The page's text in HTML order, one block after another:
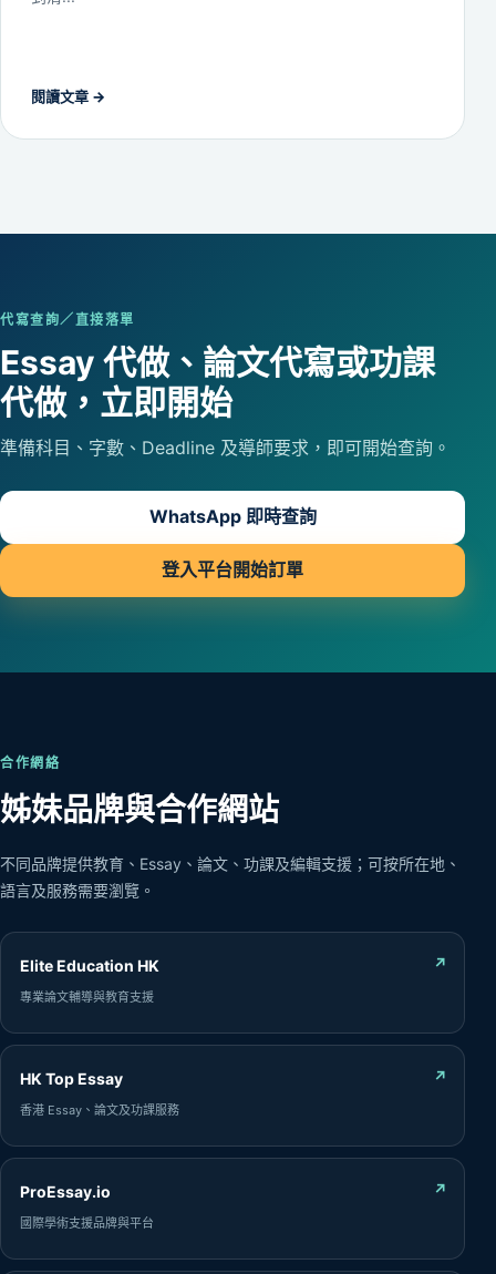
閱讀文章 →
代寫查詢／直接落單
Essay 代做、論文代寫或功課
代做，立即開始
準備科目、字數、Deadline 及導師要求，即可開始查詢。
WhatsApp 即時查詢
登入平台開始訂單
合作網絡
姊妹品牌與合作網站
不同品牌提供教育、Essay、論文、功課及編輯支援；可按所在地、
語言及服務需要瀏覽。
Elite Education HK
專業論文輔導與教育支援
↗
HK Top Essay
香港 Essay、論文及功課服務
↗
ProEssay.io
國際學術支援品牌與平台
↗